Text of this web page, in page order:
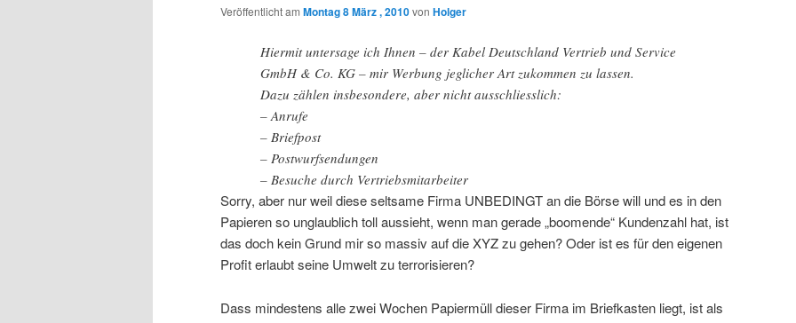
Veröffentlicht am Montag 8 März , 2010von Holger
Hiermit untersage ich Ihnen – der Kabel Deutschland Vertrieb und Service
GmbH & Co. KG – mir Werbung jeglicher Art zukommen zu lassen.
Dazu zählen insbesondere, aber nicht ausschliesslich:
– Anrufe
– Briefpost
– Postwurfsendungen
– Besuche durch Vertriebsmitarbeiter
Sorry, aber nur weil diese seltsame Firma UNBEDINGT an die Börse will und es in den
Papieren so unglaublich toll aussieht, wenn man gerade „boomende“ Kundenzahl hat, ist
das doch kein Grund mir so massiv auf die XYZ zu gehen? Oder ist es für den eigenen
Profit erlaubt seine Umwelt zu terrorisieren?
Dass mindestens alle zwei Wochen Papiermüll dieser Firma im Briefkasten liegt, ist als